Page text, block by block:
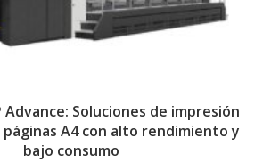
Advance: Soluciones de impresión
A4 con alto rendimiento y
bajo consumo